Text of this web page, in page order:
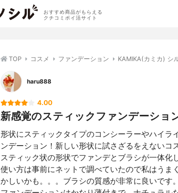
おすすめ商品がもらえる
クチコミポイ活サイト
TOP コスメ ファンデーション KAMIKA(カミカ) シ
haru888
4.00
新感覚のスティックファンデーショ
形状にスティックタイプのコンシーラーやハイラ
ンデーション！新しい形状に試さざるをえないコ
スティック状の形状でファンデとブラシが一体化
使い方は事前にネットで調べていたので私はうま
かしいかも。。。ブラシの質感が非常に良いです。